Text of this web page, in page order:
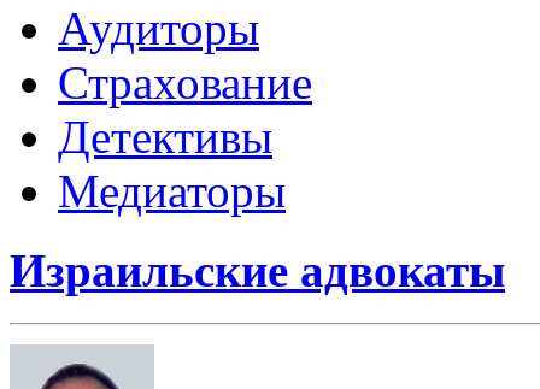
Аудиторы
Страхование
Детективы
Медиаторы
Израильские адвокаты